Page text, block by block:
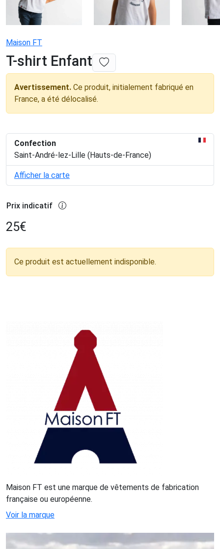
Maison FT
T-shirt Enfant
Avertissement. Ce produit, initialement fabriqué en
France, a été délocalisé.
Confection
Saint-André-lez-Lille (Hauts-de-France)
Afficher la carte
Prix indicatif
25€
Ce produit est actuellement indisponible.
Maison FT est une marque de vêtements de fabrication
française ou européenne.
Voir la marque